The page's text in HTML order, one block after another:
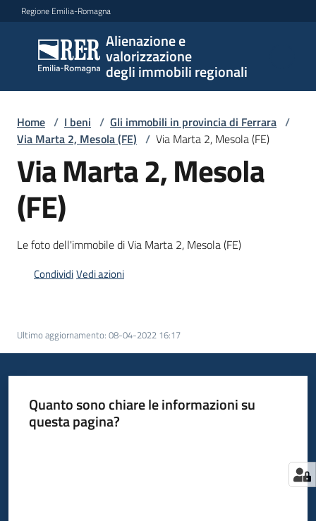
Vai al contenuto
Vai alla navigazione
Vai al footer
Regione Emilia-Romagna
Alienazione e
valorizzazione
degli immobili regionali
Alienazione e
valorizzazione
degli immobili
I
beni
Menu selezionato
Il
Come
Bandi
Home / I beni / Gli immobili in provincia di Ferrara /
Via Marta 2, Mesola (FE) / Via Marta 2, Mesola (FE)
Via Marta 2, Mesola
(FE)
Le foto dell'immobile di Via Marta 2, Mesola (FE)
CondividiVedi azioni
Ultimo aggiornamento: 08-04-2022 16:17
Quanto sono chiare le informazioni su
questa pagina?